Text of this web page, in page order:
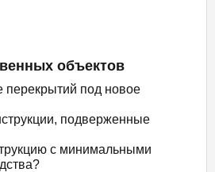
объектов
перекрытий под новое
подверженные
с минимальными